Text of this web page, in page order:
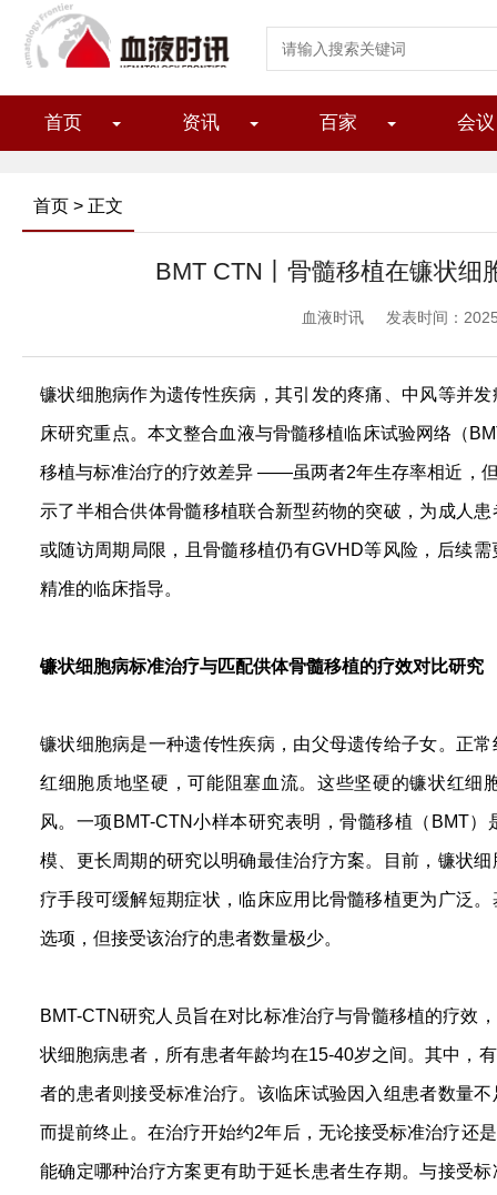
首页 资讯 百家 会议
首页 > 正文
BMT CTN丨骨髓移植在镰状细
血液时讯 发表时间：
镰状细胞病作为遗传性疾病，其引发的疼痛、中风等并
床研究重点。本文整合血液与骨髓移植临床试验网络（
移植与标准治疗的疗效差异 ——虽两者2年生存率相近，
示了半相合供体骨髓移植联合新型药物的突破，为成人
或随访周期局限，且骨髓移植仍有GVHD等风险，后续
精准的临床指导。
镰状细胞病标准治疗与匹配供体骨髓移植的疗效对比研究
镰状细胞病是一种遗传性疾病，由父母遗传给子女。正
红细胞质地坚硬，可能阻塞血流。这些坚硬的镰状红细
风。一项BMT-CTN小样本研究表明，骨髓移植（BMT
模、更长周期的研究以明确最佳治疗方案。目前，镰状
疗手段可缓解短期症状，临床应用比骨髓移植更为广泛
选项，但接受该治疗的患者数量极少。
BMT-CTN研究人员旨在对比标准治疗与骨髓移植的疗效
状细胞病患者，所有患者年龄均在15-40岁之间。其中，
者的患者则接受标准治疗。该临床试验因入组患者数量
而提前终止。在治疗开始约2年后，无论接受标准治疗还
能确定哪种治疗方案更有助于延长患者生存期。与接受